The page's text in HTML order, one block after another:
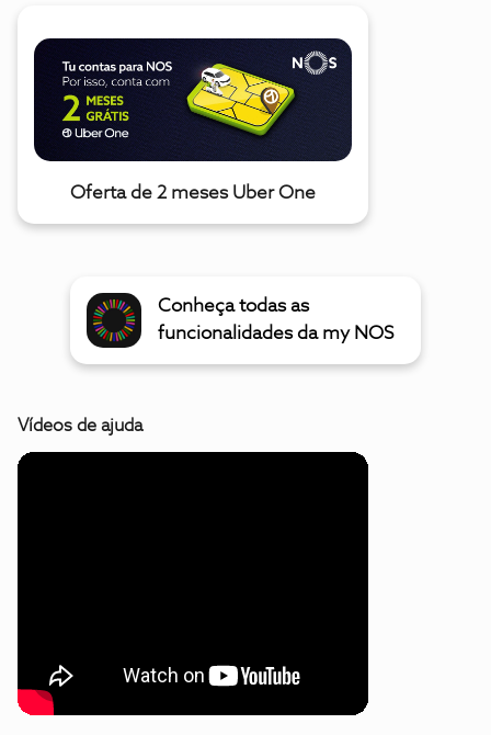
Oferta de 2 meses Uber One
Conheça todas as
funcionalidades da my NOS
Vídeos de ajuda